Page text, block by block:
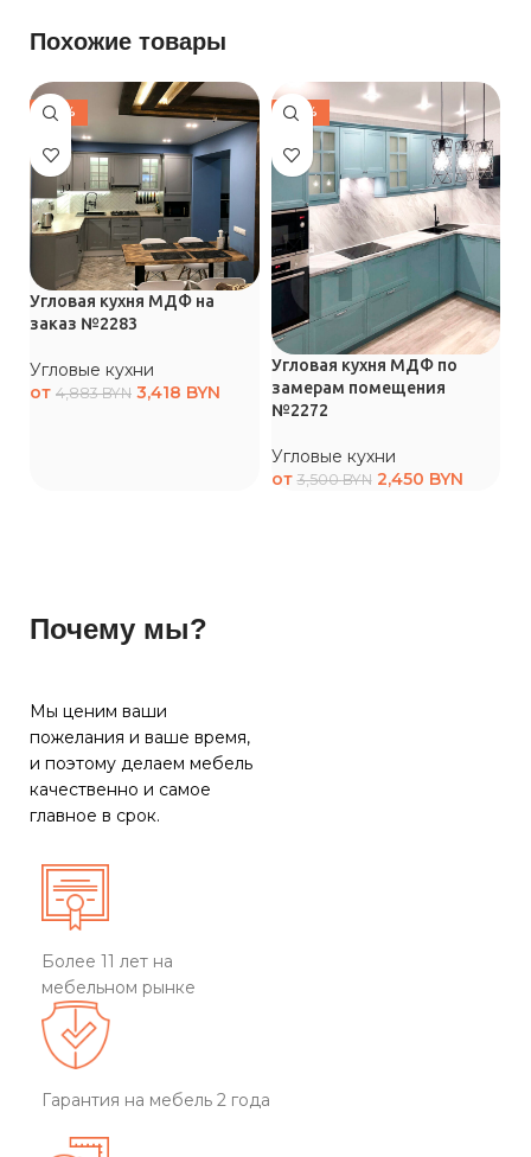
Похожие товары
-30%
Угловая кухня МДФ на
заказ №2283
Угловые кухни
от 4,883BYN 3,418 BYN
-30%
Угловая кухня МДФ по
замерам помещения
№2272
Угловые кухни
от 3,500BYN 2,450 BYN
Почему мы?
Мы ценим ваши
пожелания и ваше время,
и поэтому делаем мебель
качественно и самое
главное в срок.
Более 11 лет на
мебельном рынке
Гарантия на мебель 2 года